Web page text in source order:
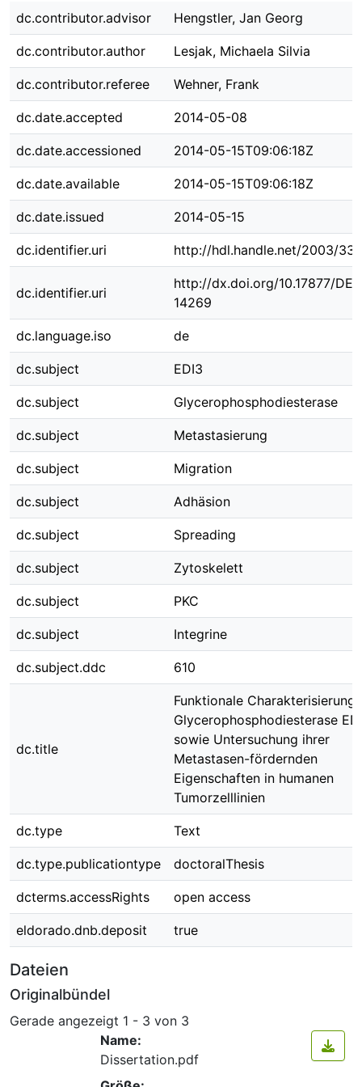
dc.contributor.advisor Hengstler, Jan Georg
dc.contributor.author Lesjak, Michaela Silvia
dc.contributor.referee Wehner, Frank
dc.date.accepted 2014-05-08
dc.date.accessioned 2014-05-15T09:06:18Z
dc.date.available 2014-05-15T09:06:18Z
dc.date.issued 2014-05-15
dc.identifier.uri http://hdl.handle.net/2003/
dc.identifier.uri
http://dx.doi.org/10.17877/
14269
dc.language.iso de
dc.subject EDI3
dc.subject Glycerophosphodiesterase
dc.subject Metastasierung
dc.subject Migration
dc.subject Adhäsion
dc.subject Spreading
dc.subject Zytoskelett
dc.subject PKC
dc.subject Integrine
dc.subject.ddc 610
dc.title
Funktionale Charakterisierung
Glycerophosphodiesterase
sowie Untersuchung ihrer
Metastasen-fördernden
Eigenschaften in humanen
Tumorzelllinien
dc.type Text
dc.type.publicationtype doctoralThesis
dcterms.accessRights open access
eldorado.dnb.deposit true
Dateien
Originalbündel
Gerade angezeigt 1 - 3 von 3
Name:
Dissertation.pdf